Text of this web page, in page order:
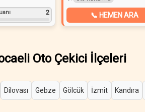
2 📞 HEMEN ARA
Oto Çekici İlçeleri
Dilovası Gebze Gölcük İzmit Kandıra